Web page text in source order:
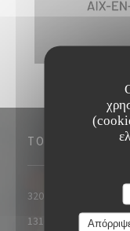
ΤΟΠΟΘΕΣΊΑ
320 Avenue
13100 Aix-en-